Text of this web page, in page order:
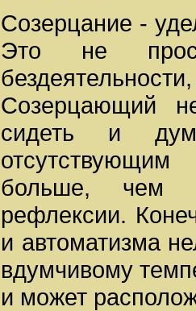
Созерцание -
Это не
Созерцающий
сидеть и
больше, чем
рефлексии.
и автоматизма
вдумчивому
и может